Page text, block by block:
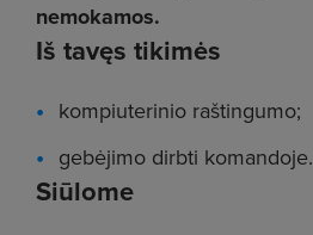
Siūlome
Iš tavęs tikimės
kompiuterinio raštingumo;
gebėjimo dirbti komandoje.
nemokamos.